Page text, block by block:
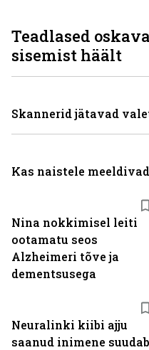
Nina nokkimisel leiti
ootamatu seos
Alzheimeri tõve ja
dementsusega
Neuralinki kiibi ajju
saanud inimene suudab
Teadlased
sisemist häält
Skannerid jätavad
Kas naistele